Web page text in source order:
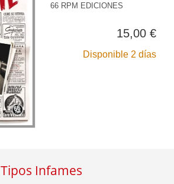
66 RPM EDICIONES
15,00 €
Disponible 2 días
Tipos Infames